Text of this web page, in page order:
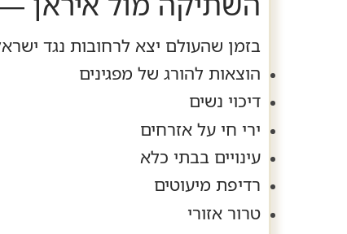
בזמן שהעולם יצא לרחובות נגד
הוצאות להורג של מפגינים
דיכוי נשים
ירי חי על אזרחים
עינויים בבתי כלא
רדיפת מיעוטים
טרור אזורי